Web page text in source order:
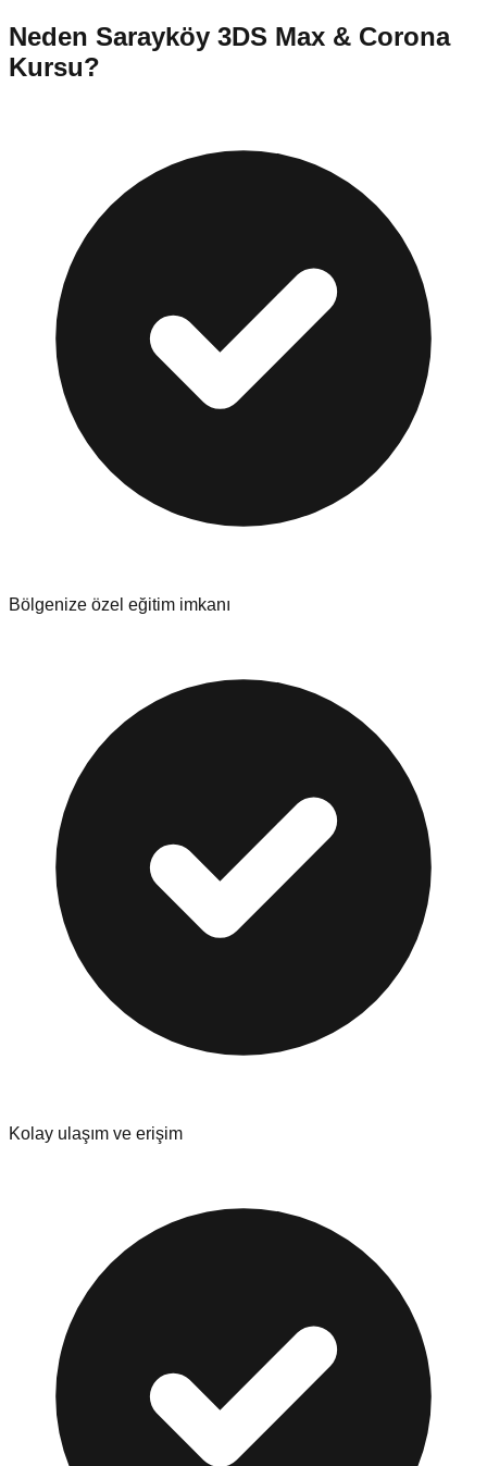
Neden Sarayköy 3DS Max & Corona
Kursu?
Bölgenize özel eğitim imkanı
Kolay ulaşım ve erişim